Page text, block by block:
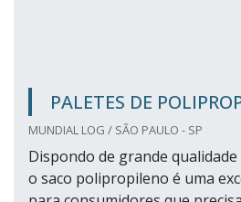
PALETES DE
MUNDIAL LOG / SÃO PAULO - SP
Dispondo de grande
o saco polipropileno é uma